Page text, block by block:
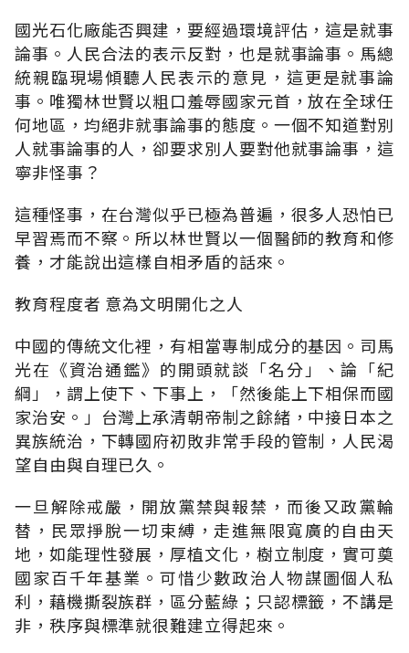
國光石化廠能否興建，要經過環境評估，這是就事
論事。人民合法的表示反對，也是就事論事。馬總
統親臨現場傾聽人民表示的意見，這更是就事論
事。唯獨林世賢以粗口羞辱國家元首，放在全球任
何地區，均絕非就事論事的態度。一個不知道對別
人就事論事的人，卻要求別人要對他就事論事，這
寧非怪事？
這種怪事，在台灣似乎已極為普遍，很多人恐怕已
早習焉而不察。所以林世賢以一個醫師的教育和修
養，才能說出這樣自相矛盾的話來。
教育程度者 意為文明開化之人
中國的傳統文化裡，有相當專制成分的基因。司馬
光在《資治通鑑》的開頭就談「名分」、論「紀
綱」，謂上使下、下事上，「然後能上下相保而國
家治安。」台灣上承清朝帝制之餘緒，中接日本之
異族統治，下轉國府初敗非常手段的管制，人民渴
望自由與自理已久。
一旦解除戒嚴，開放黨禁與報禁，而後又政黨輪
替，民眾掙脫一切束縛，走進無限寬廣的自由天
地，如能理性發展，厚植文化，樹立制度，實可奠
國家百千年基業。可惜少數政治人物謀圖個人私
利，藉機撕裂族群，區分藍綠；只認標籤，不講是
非，秩序與標準就很難建立得起來。